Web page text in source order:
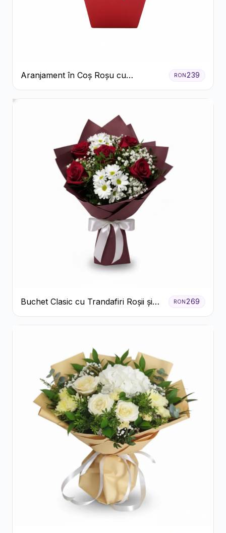
Aranjament în Coș Roșu cu
Trandafiri și Crizanteme Albe
RON239
Buchet Clasic cu Trandafiri Roșii și
Crizanteme Albe
RON269